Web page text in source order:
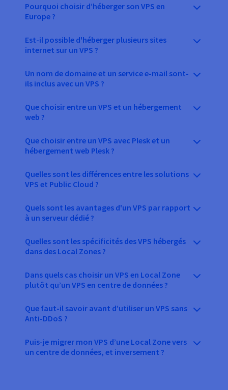
Pourquoi choisir d’héberger son VPS en
Europe ?
Est-il possible d'héberger plusieurs sites
internet sur un VPS ?
Un nom de domaine et un service e-mail sont-
ils inclus avec un VPS ?
Que choisir entre un VPS et un hébergement
web ?
Que choisir entre un VPS avec Plesk et un
hébergement web Plesk ?
Quelles sont les différences entre les solutions
VPS et Public Cloud ?
Quels sont les avantages d'un VPS par rapport
à un serveur dédié ?
Quelles sont les spécificités des VPS hébergés
dans des Local Zones ?
Dans quels cas choisir un VPS en Local Zone
plutôt qu’un VPS en centre de données ?
Que faut-il savoir avant d’utiliser un VPS sans
Anti-DDoS ?
Puis-je migrer mon VPS d’une Local Zone vers
un centre de données, et inversement ?